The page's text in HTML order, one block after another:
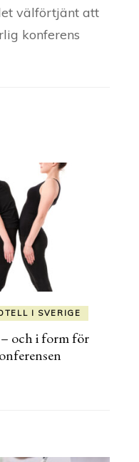
välförtjänt att
konferens
I SVERIGE
och i form för